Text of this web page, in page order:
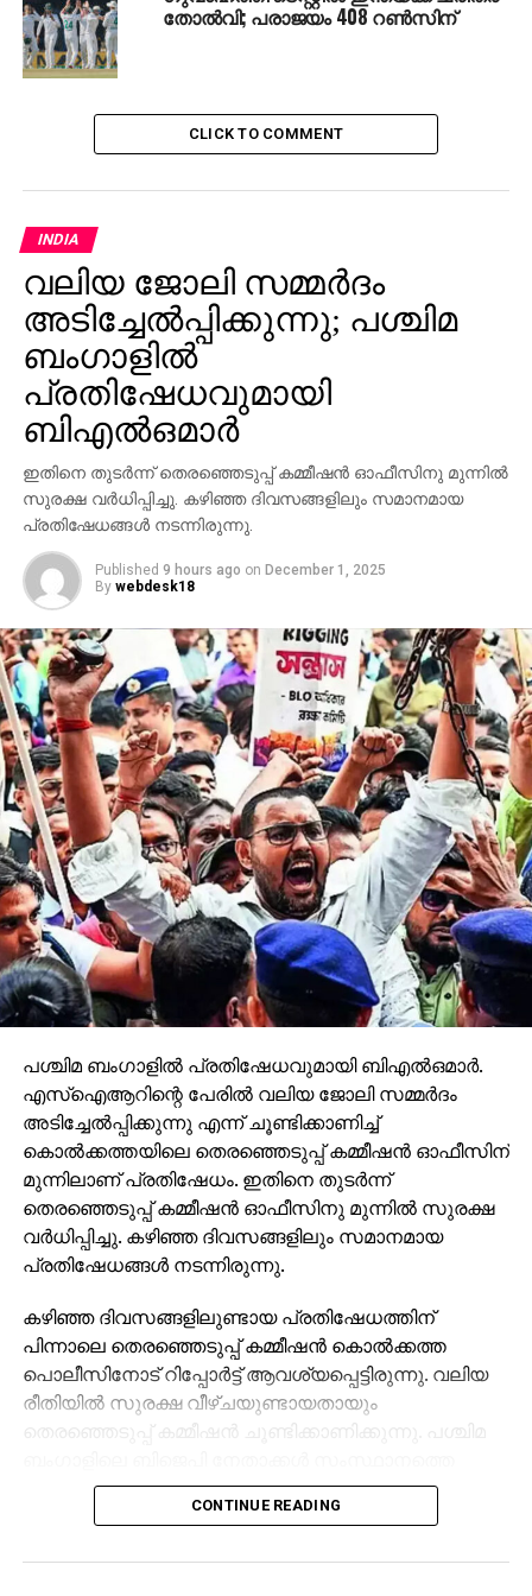
സമീപിക്കില്ലെന്ന് പാര്‍ട്ടിക്ക് ഉറപ്പായിരുന്നു.
മുഖംമിനുക്കലിന്റെ ഭാഗമായാണ് അദ്ദേഹത്തെ
പുറത്താക്കിയത്. 2009ലാണ് സുമ ദക്ഷിണാഫ്രിക്കയുടെ
പ്രസിഡന്റായത്.
അമേരിക്കയില്‍ മുസ്‌ലിം വനിതാ മേയര്‍
സ്ഥാനാര്‍ത്ഥിക്ക് വധഭീഷണി
DON'T MISS
കര്‍ഷകര്‍ ആത്മഹത്യ ചെയ്യുമ്പോള്‍
തട്ടിപ്പുകാര്‍ രാജ്യം വാണീടും കാലം
തോല്‍വി; പരാജയം 408 റണ്‍സിന്
CLICK TO COMMENT
INDIA
വലിയ ജോലി സമ്മര്‍ദം
അടിച്ചേല്‍പ്പിക്കുന്നു; പശ്ചിമ
ബംഗാളില്‍
പ്രതിഷേധവുമായി
ബിഎല്‍ഒമാര്‍
ഇതിനെ തുടര്‍ന്ന് തെരഞ്ഞെടുപ്പ് കമ്മീഷന്‍ ഓഫീസിനു മുന്നില്‍
സുരക്ഷ വര്‍ധിപ്പിച്ചു. കഴിഞ്ഞ ദിവസങ്ങളിലും സമാനമായ
പ്രതിഷേധങ്ങള്‍ നടന്നിരുന്നു.
Published 9 hours ago on December 1, 2025
By webdesk18
പശ്ചിമ ബംഗാളില്‍ പ്രതിഷേധവുമായി ബിഎല്‍ഒമാര്‍.
എസ്ഐആറിന്റെ പേരില്‍ വലിയ ജോലി സമ്മര്‍ദം
അടിച്ചേല്‍പ്പിക്കുന്നു എന്ന് ചൂണ്ടിക്കാണിച്ച്
കൊല്‍ക്കത്തയിലെ തെരഞ്ഞെടുപ്പ് കമ്മീഷന്‍ ഓഫീസിന്
മുന്നിലാണ് പ്രതിഷേധം. ഇതിനെ തുടര്‍ന്ന്
തെരഞ്ഞെടുപ്പ് കമ്മീഷന്‍ ഓഫീസിനു മുന്നില്‍ സുരക്ഷ
വര്‍ധിപ്പിച്ചു. കഴിഞ്ഞ ദിവസങ്ങളിലും സമാനമായ
പ്രതിഷേധങ്ങള്‍ നടന്നിരുന്നു.
കഴിഞ്ഞ ദിവസങ്ങളിലുണ്ടായ പ്രതിഷേധത്തിന്
പിന്നാലെ തെരഞ്ഞെടുപ്പ് കമ്മീഷന്‍ കൊല്‍ക്കത്ത
പൊലീസിനോട് റിപ്പോര്‍ട്ട് ആവശ്യപ്പെട്ടിരുന്നു. വലിയ
രീതിയില്‍ സുരക്ഷ വീഴ്ചയുണ്ടായതായും
തെരഞ്ഞെടുപ്പ് കമ്മീഷന്‍ ചൂണ്ടിക്കാണിക്കുന്നു. പശ്ചിമ
തെരഞ്ഞെടുപ്പ് കമീഷന്‍ ഓഫീസിലെത്തി സംസ്ഥാന
തെരഞ്ഞെടുപ്പ് ഓഫീസറുമായി കൂടിക്കാഴ്ച നടത്തുന്ന
CONTINUE READING